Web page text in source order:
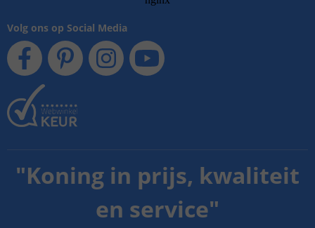
Volg ons op Social Media
"Koning in prijs, kwaliteit
en service"